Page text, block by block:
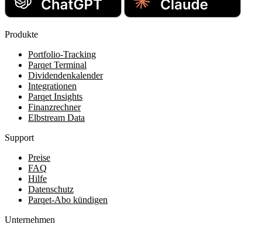
Produkte
Portfolio-Tracking
Parqet Terminal
Dividendenkalender
Integrationen
Parqet Insights
Finanzrechner
Elbstream Data
Support
Preise
FAQ
Hilfe
Datenschutz
Parqet-Abo kündigen
Unternehmen